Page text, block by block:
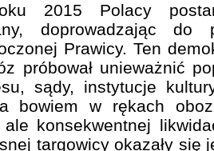
2015 Polacy
doprowadzając do
Prawicy. Ten
próbował unieważnić
sądy, instytucje
bowiem w rękach
konsekwentnej
targowicy okazały się